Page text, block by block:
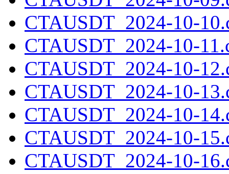
CTAUSDT_2024-10-
CTAUSDT_2024-10-
CTAUSDT_2024-10-
CTAUSDT_2024-10-
CTAUSDT_2024-10-
CTAUSDT_2024-10-
CTAUSDT_2024-10-